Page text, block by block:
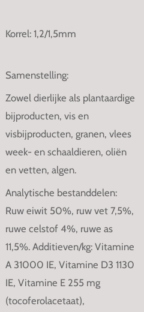
Korrel: 1,2/1,5mm
Samenstelling:
Zowel dierlijke als plantaardige
bijproducten, vis en
visbijproducten, granen, vlees
week- en schaaldieren, oliën
en vetten, algen.
Analytische bestanddelen:
Ruw eiwit 50%, ruw vet 7,5%,
ruwe celstof 4%, ruwe as
11,5%. Additieven/kg: Vitamine
A 31000 IE, Vitamine D3 1130
IE, Vitamine E 255 mg
(tocoferolacetaat),